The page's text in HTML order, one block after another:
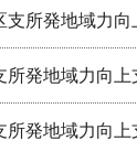
支所発地域力向
所発地域力向上
所発地域力向上